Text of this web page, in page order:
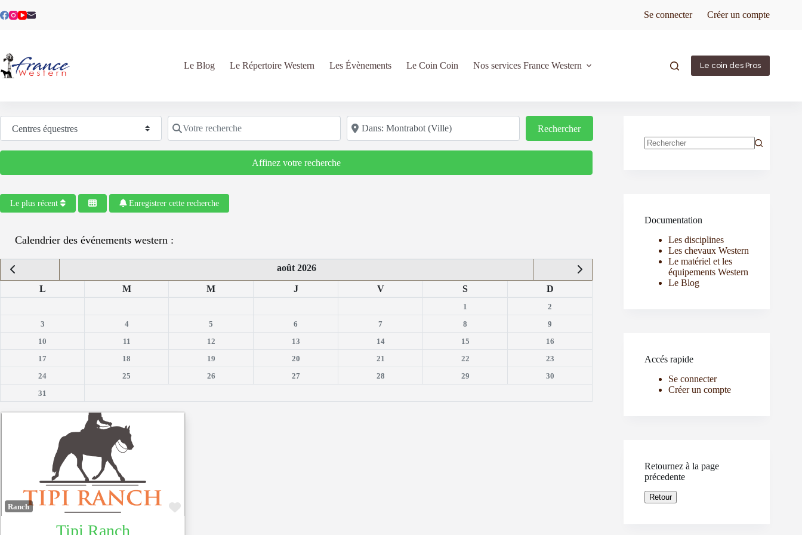
au
Se connecter Créer un compte
Le Blog Le Répertoire Western Les Évènements Le Coin Coin Nos services France Western Le coin des Pros
Sélectionnez le type de recherche Votre recherche Code postal/région/ville
RechercherRechercher
Affinez votre recherche
Le plus récent Enregistrer cette recherche
Calendrier des événements western :
août 2026
L M M J V S D
1
2
3
4 5 6 7 8
9
10
11 12 13 14 15
16
17
18 19 20 21 22
23
24
25 26 27 28 29
30
31
Ranch Favoris
Tipi Ranch
Documentation
Les disciplines
Les chevaux Western
Le matériel et les
équipements Western
Le Blog
Accés rapide
Se connecter
Créer un compte
Retournez à la page
précedente